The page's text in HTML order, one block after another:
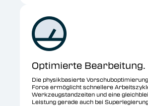
Optimierte Bearbeitung.
Die physikbasierte
Force ermöglicht schnellere
Werkzeugstandzeiten und eine
Leistung gerade auch bei